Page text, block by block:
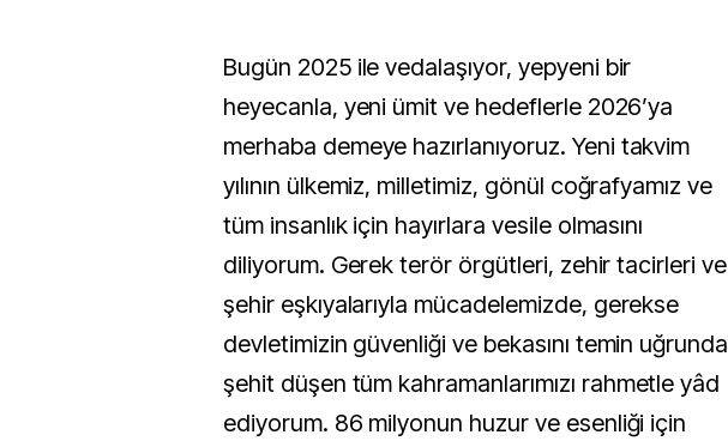
Bugün 2025 ile vedalaşıyor, yepyeni bir
heyecanla, yeni ümit ve hedeflerle 2026’ya
merhaba demeye hazırlanıyoruz. Yeni takvim
yılının ülkemiz, milletimiz, gönül coğrafyamız ve
tüm insanlık için hayırlara vesile olmasını
diliyorum. Gerek terör örgütleri, zehir tacirleri ve
şehir eşkıyalarıyla mücadelemizde, gerekse
devletimizin güvenliği ve bekasını temin uğrunda
şehit düşen tüm kahramanlarımızı rahmetle yâd
ediyorum. 86 milyonun huzur ve esenliği için